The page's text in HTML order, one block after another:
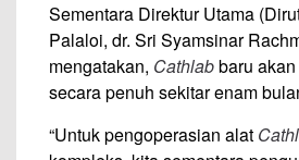
Sementara Direktur Utama
Palaloi, dr. Sri Syamsinar
mengatakan, Cathlabbaru
secara penuh sekitar enam
“Untuk pengoperasian alat